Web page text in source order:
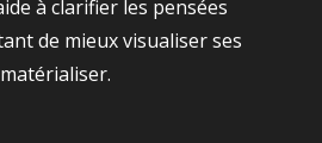
à clarifier les pensées
de mieux visualiser ses